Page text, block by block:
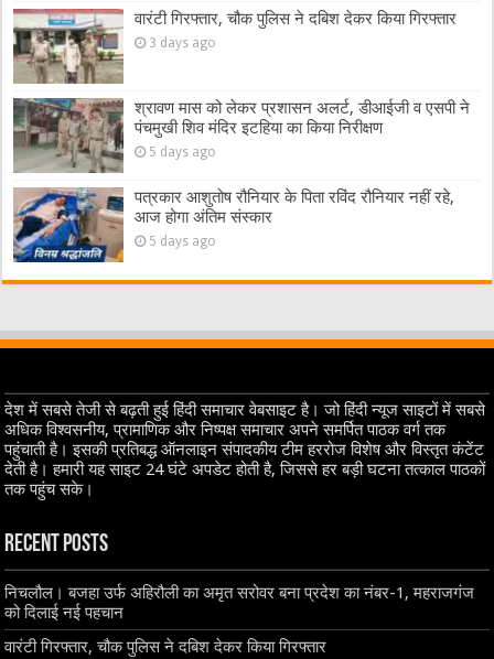
वारंटी गिरफ्तार, चौक पुलिस ने दबिश देकर किया गिरफ्तार
3 days ago
श्रावण मास को लेकर प्रशासन अलर्ट, डीआईजी व एसपी ने
पंचमुखी शिव मंदिर इटहिया का किया निरीक्षण
5 days ago
पत्रकार आशुतोष रौनियार के पिता रविंद रौनियार नहीं रहे,
आज होगा अंतिम संस्कार
5 days ago
देश में सबसे तेजी से बढ़ती हुई हिंदी समाचार वेबसाइट है। जो हिंदी न्यूज साइटों में सबसे
अधिक विश्वसनीय, प्रामाणिक और निष्पक्ष समाचार अपने समर्पित पाठक वर्ग तक
पहुंचाती है। इसकी प्रतिबद्ध ऑनलाइन संपादकीय टीम हररोज विशेष और विस्तृत कंटेंट
देती है। हमारी यह साइट 24 घंटे अपडेट होती है, जिससे हर बड़ी घटना तत्काल पाठकों
तक पहुंच सके।
Recent Posts
निचलौल। बजहा उर्फ अहिरौली का अमृत सरोवर बना प्रदेश का नंबर-1, महराजगंज
को दिलाई नई पहचान
वारंटी गिरफ्तार, चौक पुलिस ने दबिश देकर किया गिरफ्तार